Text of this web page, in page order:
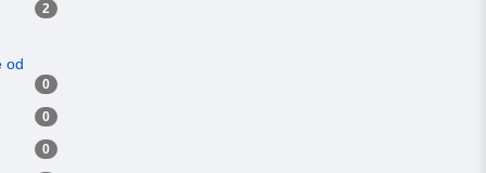
2
od
0
0
0